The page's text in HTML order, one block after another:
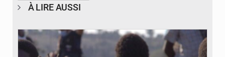
À LIRE AUSSI
© OIM